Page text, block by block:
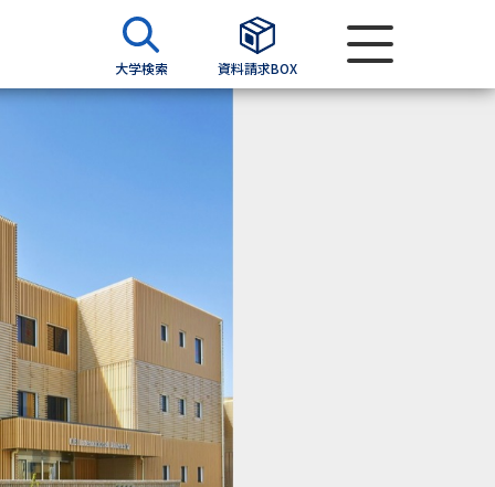
大学検索 資料請求BOX
書
願書
過去問題集
留学・進学関連、塾・予備校